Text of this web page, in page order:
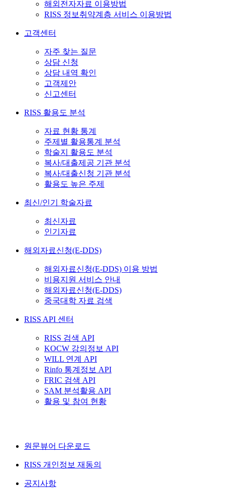
해외전자자료 이용방법
RISS 정보취약계층 서비스 이용방법
고객센터
자주 찾는 질문
상담 신청
상담 내역 확인
고객제안
신고센터
RISS 활용도 분석
자료 현황 통계
주제별 활용통계 분석
학술지 활용도 분석
복사/대출제공 기관 분석
복사/대출신청 기관 분석
활용도 높은 주제
최신/인기 학술자료
최신자료
인기자료
해외자료신청(E-DDS)
해외자료신청(E-DDS) 이용 방법
비용지원 서비스 안내
해외자료신청(E-DDS)
중국대학 자료 검색
RISS API 센터
RISS 검색 API
KOCW 강의정보 API
WILL 연계 API
Rinfo 통계정보 API
FRIC 검색 API
SAM 분석활용 API
활용 및 참여 현황
원문뷰어 다운로드
RISS 개인정보 재동의
공지사항